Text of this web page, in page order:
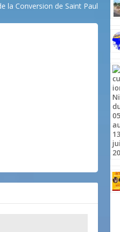
la Conversion de Saint Paul